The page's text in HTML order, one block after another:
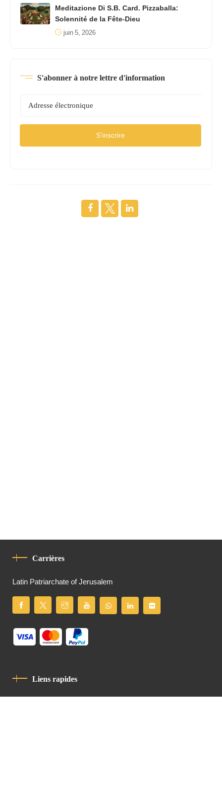
Meditazione Di S.B. Card. Pizzaballa:
Solennité de la Fête-Dieu
juin 5, 2026
S'abonner à notre lettre d'information
S'inscrire
Carrières
Latin Patriarchate of Jerusalem
Liens rapides